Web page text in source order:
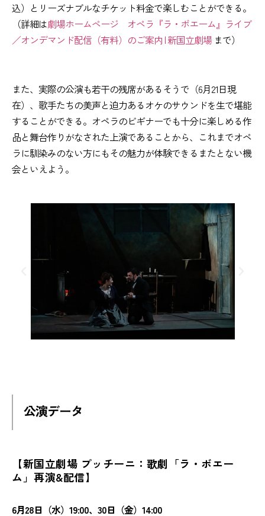
込）とリーズナブルなチケット料金で楽しむことができる。
（詳細は劇場ホームページ オペラ『ラ・ボエーム』ライブ
／オンデマンド配信（有料）のご案内 | 新国立劇場まで）
また、実際の公演も若干の残席があるそうで（6月21日現
在）、歌手たちの美声と迫力あるオケのサウンドを生で堪能
することができる。オペラのビギナーでも十分に楽しめる作
品と舞台作りがなされた上演であることから、これまでオペ
ラに馴染みのない方にもその魅力が体験できるまたとない機
会といえよう。
公演データ
【新国立劇場 プッチーニ：歌劇「ラ・ボエー
ム」再演&配信】
6月28日（水）19:00、30日（金）14:00